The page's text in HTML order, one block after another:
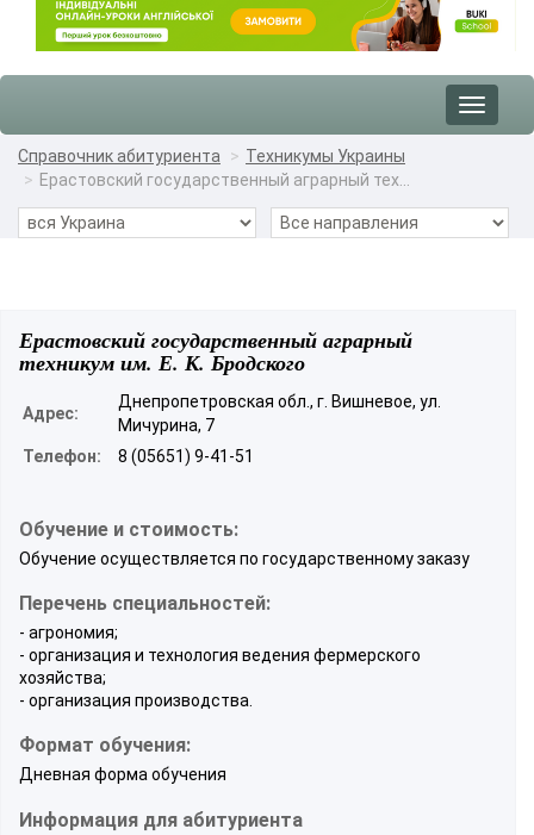
Toggle
Справочник абитуриента
Техникумы Украины
Ерастовский государственный аграрный тех...
Ерастовский государственный аграрный
техникум им. Е. К. Бродского
Адрес:
Днепропетровская обл., г. Вишневое, ул.
Мичурина, 7
Телефон:
8 (05651) 9-41-51
Обучение и стоимость:
Обучение осуществляется по государственному заказу
Перечень специальностей:
- агрономия;
- организация и технология ведения фермерского
хозяйства;
- организация производства.
Формат обучения:
Дневная форма обучения
Информация для абитуриента